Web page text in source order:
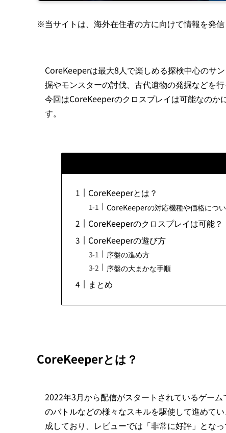
※当サイトは、海外在住者の方に向けて情報を発信
CoreKeeperは最大8人で楽しめる探検中心のサ
掘やモンスターの討伐、古代遺物の発掘などを
今回はCoreKeeperのクロスプレイは可能なのか
す。
CoreKeeperとは？
CoreKeeperの対応機種や価格につ
CoreKeeperのクロスプレイは可能？
CoreKeeperの遊び方
序盤の進め方
序盤の大まかな手順
まとめ
CoreKeeperとは？
2022年3月から配信がスタートされているゲー
のバトルなどの様々なスキルを駆使して進めて
成しており、レビューでは「非常に好評」とな